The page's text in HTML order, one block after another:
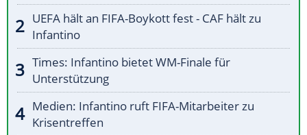
UEFA hält an FIFA-Boykott fest - CAF hält zu
Infantino
Times: Infantino bietet WM-Finale für
Unterstützung
Medien: Infantino ruft FIFA-Mitarbeiter zu
Krisentreffen